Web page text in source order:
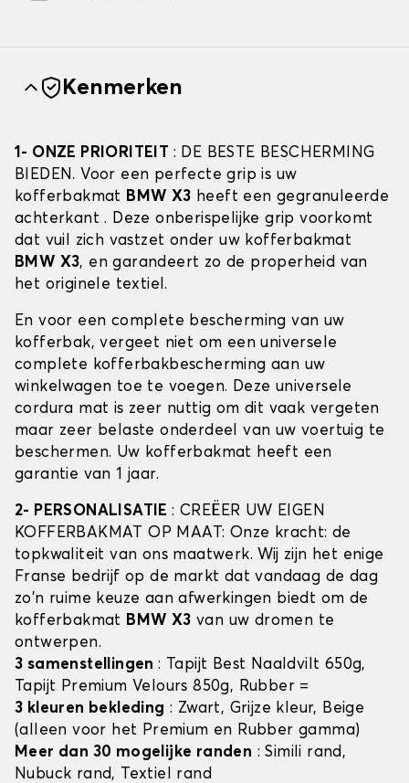
Kenmerken
1- ONZE PRIORITEIT : DE BESTE BESCHERMING
BIEDEN. Voor een perfecte grip is uw
kofferbakmat BMW X3 heeft een gegranuleerde
achterkant . Deze onberispelijke grip voorkomt
dat vuil zich vastzet onder uw kofferbakmat
BMW X3, en garandeert zo de properheid van
het originele textiel.
En voor een complete bescherming van uw
kofferbak, vergeet niet om een universele
complete kofferbakbescherming aan uw
winkelwagen toe te voegen. Deze universele
cordura mat is zeer nuttig om dit vaak vergeten
maar zeer belaste onderdeel van uw voertuig te
beschermen. Uw kofferbakmat heeft een
garantie van 1 jaar.
2- PERSONALISATIE: CREËER UW EIGEN
KOFFERBAKMAT OP MAAT: Onze kracht: de
topkwaliteit van ons maatwerk. Wij zijn het enige
Franse bedrijf op de markt dat vandaag de dag
zo'n ruime keuze aan afwerkingen biedt om de
kofferbakmat BMW X3 van uw dromen te
ontwerpen.
3 samenstellingen: Tapijt Best Naaldvilt 650g,
Tapijt Premium Velours 850g, Rubber =
3 kleuren bekleding : Zwart, Grijze kleur, Beige
(alleen voor het Premium en Rubber gamma)
Meer dan 30 mogelijke randen : Simili rand,
Nubuck rand, Textiel rand